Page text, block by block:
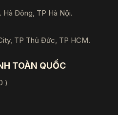
Hà Đông, TP Hà Nội.
TP Thủ Đức, TP HCM.
TOÀN QUỐC
)